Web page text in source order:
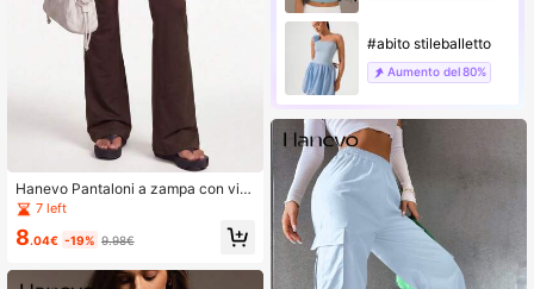
Hanevo Pantaloni a zampa con vita
bassa, arricciati e con fiocco, di col
ore tinta unita, sexy, per donne
7 left
8.04€ -19% 9.98€
#abito stileballetto
Aumento del 80%